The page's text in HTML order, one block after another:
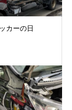
カーの日